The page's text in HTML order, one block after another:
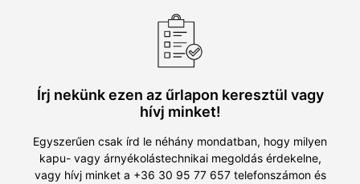
Írj nekünk ezen az űrlapon keresztül vagy
hívj minket!
Egyszerűen csak írd le néhány mondatban, hogy milyen
kapu- vagy árnyékolástechnikai megoldás érdekelne,
vagy hívj minket a +36 30 95 77 657 telefonszámon és